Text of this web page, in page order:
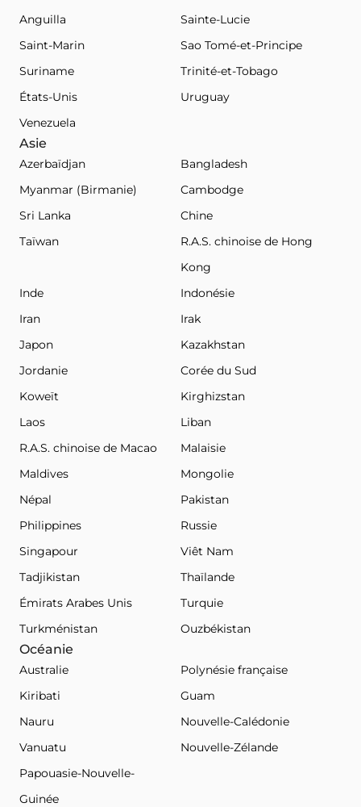
Anguilla
Sainte-Lucie
Saint-Marin
Sao Tomé-et-Principe
Suriname
Trinité-et-Tobago
États-Unis
Uruguay
Venezuela
Asie
Azerbaïdjan
Bangladesh
Myanmar (Birmanie)
Cambodge
Sri Lanka
Chine
Taïwan
R.A.S. chinoise de Hong
Kong
Inde
Indonésie
Iran
Irak
Japon
Kazakhstan
Jordanie
Corée du Sud
Koweït
Kirghizstan
Laos
Liban
R.A.S. chinoise de Macao
Malaisie
Maldives
Mongolie
Népal
Pakistan
Philippines
Russie
Singapour
Viêt Nam
Tadjikistan
Thaïlande
Émirats Arabes Unis
Turquie
Turkménistan
Ouzbékistan
Océanie
Australie
Polynésie française
Kiribati
Guam
Nauru
Nouvelle-Calédonie
Vanuatu
Nouvelle-Zélande
Papouasie-Nouvelle-
Guinée